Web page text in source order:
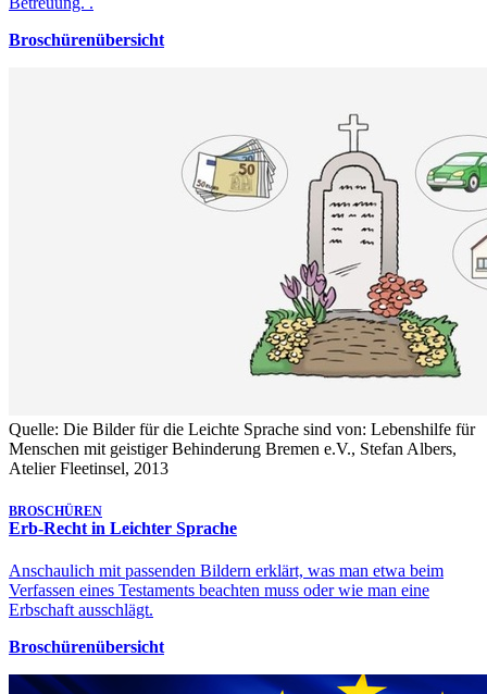
Broschürenübersicht
Quelle: Die Bilder für die Leichte Sprache sind von: Lebenshilfe für
Menschen mit geistiger Behinderung Bremen e.V., Stefan Albers,
Atelier Fleetinsel, 2013
BROSCHÜREN
Erb-Recht in Leichter Sprache
Anschaulich mit passenden Bildern erklärt, was man etwa beim
Verfassen eines Testaments beachten muss oder wie man eine
Erbschaft ausschlägt.
Broschürenübersicht